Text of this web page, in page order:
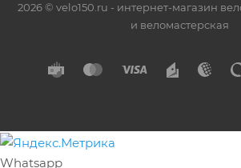
2026 © velo150.ru - интернет-магазин
и веломастерская
Whatsapp